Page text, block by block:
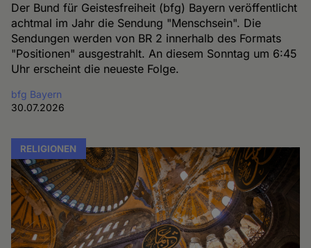
Der Bund für Geistesfreiheit (bfg) Bayern veröffentlicht
achtmal im Jahr die Sendung "Menschsein". Die
Sendungen werden von BR 2 innerhalb des Formats
"Positionen" ausgestrahlt. An diesem Sonntag um 6:45
Uhr erscheint die neueste Folge.
bfg Bayern
30.07.2026
RELIGIONEN